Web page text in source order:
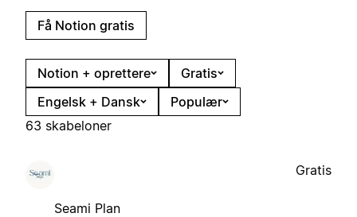
Få Notion gratis
Notion + oprettere
Gratis
Engelsk + Dansk
Populær
63 skabeloner
Seami Plan
Gratis